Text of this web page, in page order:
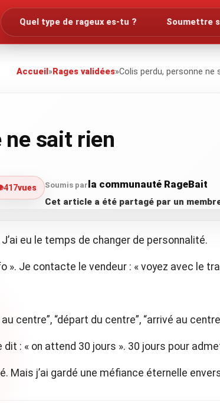
Quel type de rageux es-tu ? Soumettre
Accueil » Rages validées»Colis perdu, personne ne
ne sait rien
417vues Soumis par la communauté RageBait
Cet article a été partagé par un
eu le temps de changer de personnalité.
». Je contacte le vendeur : « voyez avec le
centre”, “départ du centre”, “arrivé au
: « on attend 30 jours ». 30 jours pour
Mais j’ai gardé une méfiance éternelle